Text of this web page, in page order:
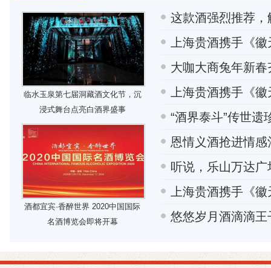
临水玉泉第七届洞藏酒文化节，沉
浸式舞台点亮白酒界盛事
酒都宜宾·香醉世界 2020中国国际
名酒博览会即将开幕
这款酒强烈推荐
上海贵酒携手《
大咖大商兔年新
上海贵酒携手《
“酒界泰斗”传世
恩情义酒抢进情感
听说，乐山万达
上海贵酒携手《
悠悠岁月酒滴滴王